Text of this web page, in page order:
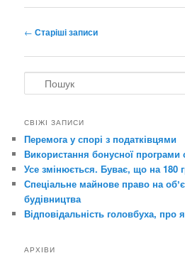
Навігація
записах
← Старіші записи
о
у
СВІЖІ ЗАПИСИ
Перемога у спорі з податківцями
Використання бонусної
Усе змінюється. Буває, що на 180
Спеціальне майнове право на
будівництва
Відповідальність головбуха, про
АРХІВИ